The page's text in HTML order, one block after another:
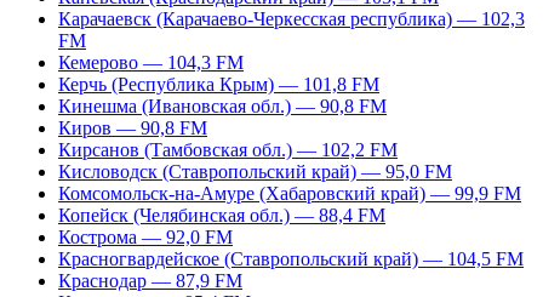
Карачаевск (Карачаево-Черкесская республика) — 102,3
FM
Кемерово — 104,3 FM
Керчь (Республика Крым) — 101,8 FM
Кинешма (Ивановская обл.) — 90,8 FM
Киров — 90,8 FM
Кирсанов (Тамбовская обл.) — 102,2 FM
Кисловодск (Ставропольский край) — 95,0 FM
Комсомольск-на-Амуре (Хабаровский край) — 99,9 FM
Копейск (Челябинская обл.) — 88,4 FM
Кострома — 92,0 FM
Красногвардейское (Ставропольский край) — 104,5 FM
Краснодар — 87,9 FM